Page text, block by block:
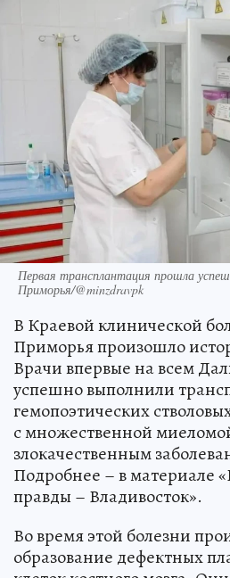
Первая трансплантация прошла
Приморья/@minzdravpk
В Краевой клинической
Приморья произошло
Врачи впервые на всем
успешно выполнили
гемопоэтических
с множественной
злокачественным
Подробнее – в материале
правды – Владивосток».
Во время этой болезни
образование дефектных